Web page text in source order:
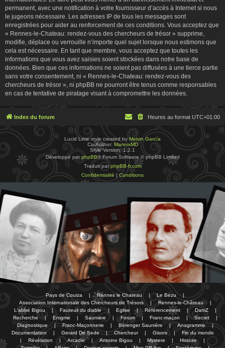
permanent, avec une notification à votre fournisseur d’accès à Internet si nous
le jugeons nécessaire. Les adresses IP de tous les messages sont
enregistrées pour aider au renforcement de ces conditions. Vous acceptez que
« Rennes-le-Chateau: rendez-vous des chercheurs de trésor » supprime,
modifie, déplace ou verrouille n’importe quel sujet lorsque nous estimons que
cela est nécessaire. En tant que membre, vous acceptez que toutes les
informations que vous avez saisies soient stockées dans notre base de
données. Bien que ces informations ne soient pas diffusées à une tierce partie
sans votre consentement, ni « Rennes-le-Chateau: rendez-vous des
chercheurs de trésor », ni phpBB ne pourront être tenus comme responsables
en cas de tentative de piratage visant à compromettre les données.
Index du forum Heures au format UTC+01:00
Lucid Lime style created by Melvin García
Co-Author: MannixMD
Style Version: 1.2.1
Développé parphpBB® Forum Software © phpBB Limited
Traduit par phpBB-fr.com
Confidentialité | Conditions
Pays de Couiza | Rennes le Chateau | Le Bézu
|
Association Internationale des Chercheurs de Trésors
| Rennes-le-Château
|
L'abbé Bigou
| Fauteuil du diable | Eglise | Référencement | DamZ
|
Recherche
| Enigme | Sauniere | Forum | Franc-maçon | Secret
|
Diagnostique
| Franc-Maçonnerie | Bérenger Saunière | Anagramme
|
Documentation
| Gerard De Sede | Chercheur | Gisors |
Fin du monde
|
Révélation | Arcadie | Antoine Bigou | Mystere | Histoire
|